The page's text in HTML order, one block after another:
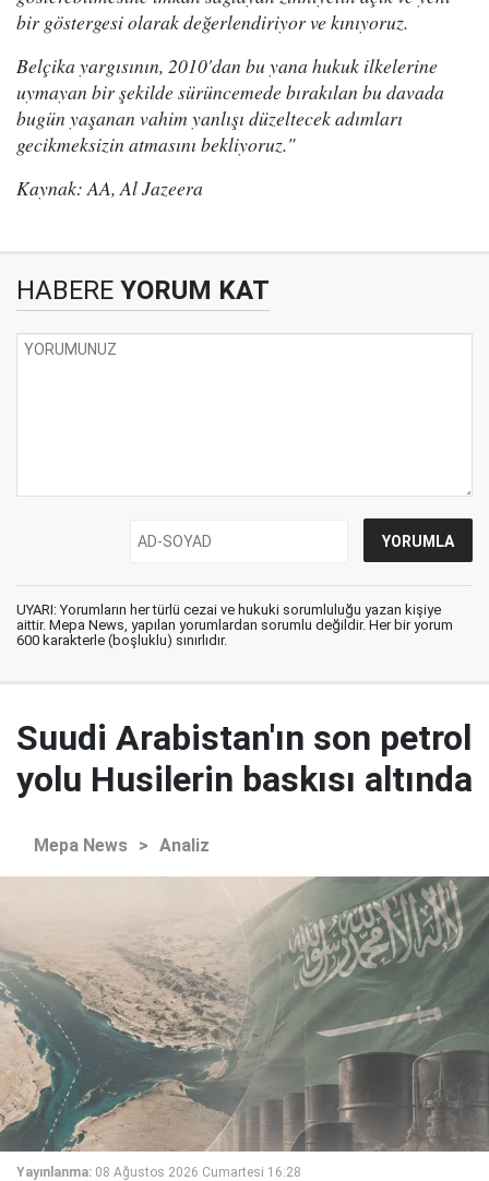
bir göstergesi olarak değerlendiriyor ve kınıyoruz.
Belçika yargısının, 2010'dan bu yana hukuk ilkelerine
uymayan bir şekilde sürüncemede bırakılan bu davada
bugün yaşanan vahim yanlışı düzeltecek adımları
gecikmeksizin atmasını bekliyoruz."
Kaynak: AA, Al Jazeera
HABERE YORUM KAT
UYARI: Yorumların her türlü cezai ve hukuki sorumluluğu yazan kişiye
aittir. Mepa News, yapılan yorumlardan sorumlu değildir. Her bir yorum
600 karakterle (boşluklu) sınırlıdır.
Suudi Arabistan'ın son petrol
yolu Husilerin baskısı altında
Mepa News > Analiz
Yayınlanma: 08 Ağustos 2026 Cumartesi 16:28